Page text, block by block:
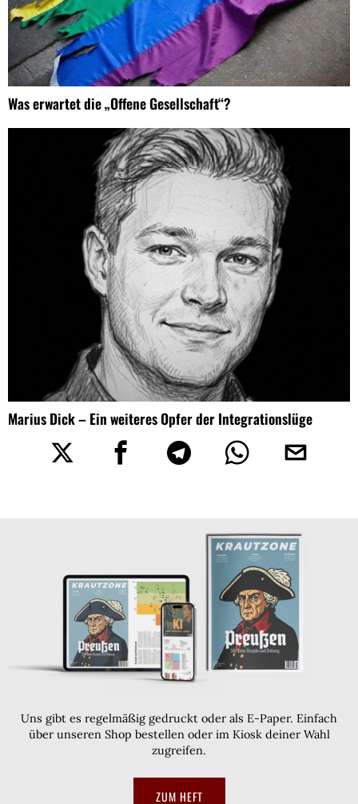
Was erwartet die „Offene Gesellschaft“?
Marius Dick – Ein weiteres Opfer der Integrationslüge
Uns gibt es regelmäßig gedruckt oder als E-Paper. Einfach
über unseren Shop bestellen oder im Kiosk deiner Wahl
zugreifen.
ZUM HEFT